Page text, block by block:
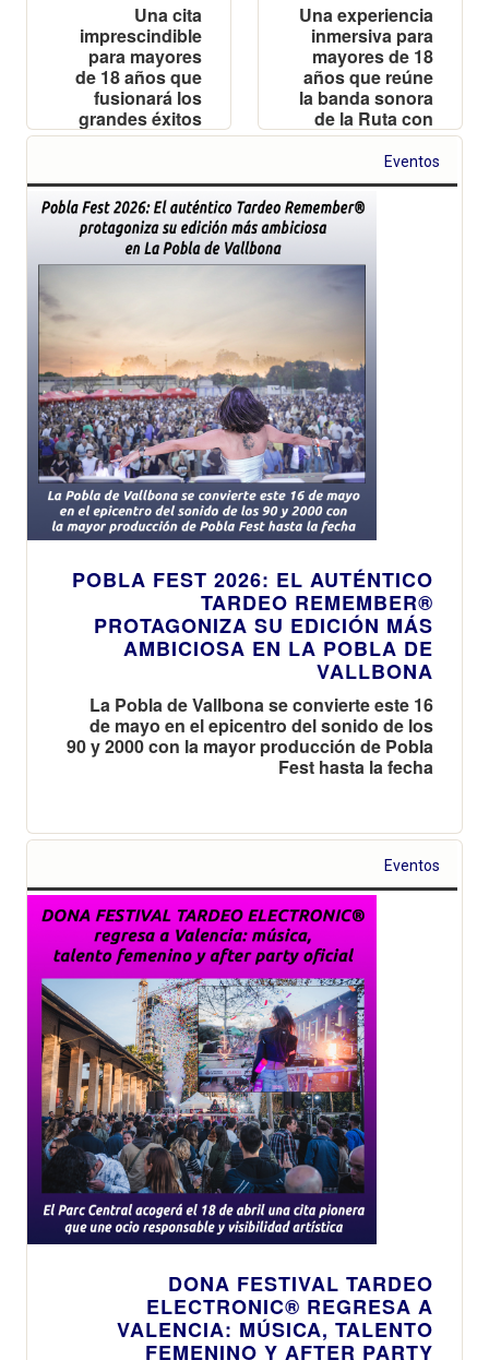
Una cita
imprescindible
para mayores
de 18 años que
fusionará los
grandes éxitos
de los 90 y 2000
comodidad de
un recinto
totalmente
equipado
Una experiencia
inmersiva para
mayores de 18
años que reúne
la banda sonora
de la Ruta con
accesos
digitalizados y
una
recomendación
de uso del
Eventos
POBLA FEST 2026: EL AUTÉNTICO
TARDEO REMEMBER®
PROTAGONIZA SU EDICIÓN MÁS
AMBICIOSA EN LA POBLA DE
VALLBONA
La Pobla de Vallbona se convierte este 16
de mayo en el epicentro del sonido de los
90 y 2000 con la mayor producción de Pobla
Fest hasta la fecha
Eventos
DONA FESTIVAL TARDEO
ELECTRONIC® REGRESA A
VALENCIA: MÚSICA, TALENTO
FEMENINO Y AFTER PARTY